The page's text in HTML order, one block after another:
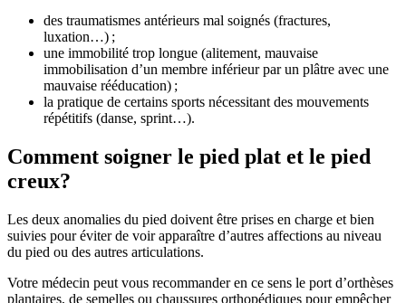
des traumatismes antérieurs mal soignés (fractures,
luxation…) ;
une immobilité trop longue (alitement, mauvaise
immobilisation d’un membre inférieur par un plâtre avec une
mauvaise rééducation) ;
la pratique de certains sports nécessitant des mouvements
répétitifs (danse, sprint…).
Comment soigner le pied plat et le pied
creux?
Les deux anomalies du pied doivent être prises en charge et bien
suivies pour éviter de voir apparaître d’autres affections au niveau
du pied ou des autres articulations.
Votre médecin peut vous recommander en ce sens le port d’orthèses
plantaires, de semelles ou chaussures orthopédiques pour empêcher